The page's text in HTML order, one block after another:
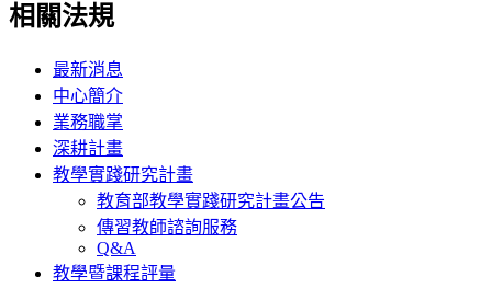
相關法規
最新消息
中心簡介
業務職掌
深耕計畫
教學實踐研究計畫
教育部教學實踐研究計畫公告
傳習教師諮詢服務
Q&A
教學暨課程評量